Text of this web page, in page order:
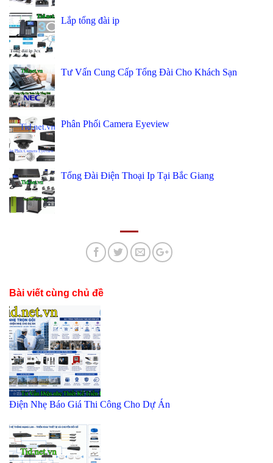
Lắp tổng đài ip
Tư Vấn Cung Cấp Tổng Đài Cho Khách Sạn
Phân Phối Camera Eyeview
Tổng Đài Điện Thoại Ip Tại Bắc Giang
Bài viết cùng chủ đề
Điện Nhẹ Báo Giá Thi Công Cho Dự Án